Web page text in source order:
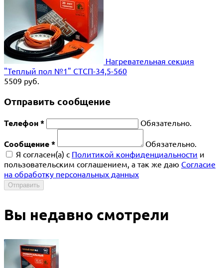
Нагревательная секция
"Теплый пол №1" СТСП-34,5-560
5509 руб.
Отправить сообщение
Телефон * Обязательно.
Сообщение *
Обязательно.
Я согласен(a) с Политикой конфиденциальности и
пользовательским соглашением, а так же даю Согласие
на обработку персональных данных
Отправить
Вы недавно смотрели